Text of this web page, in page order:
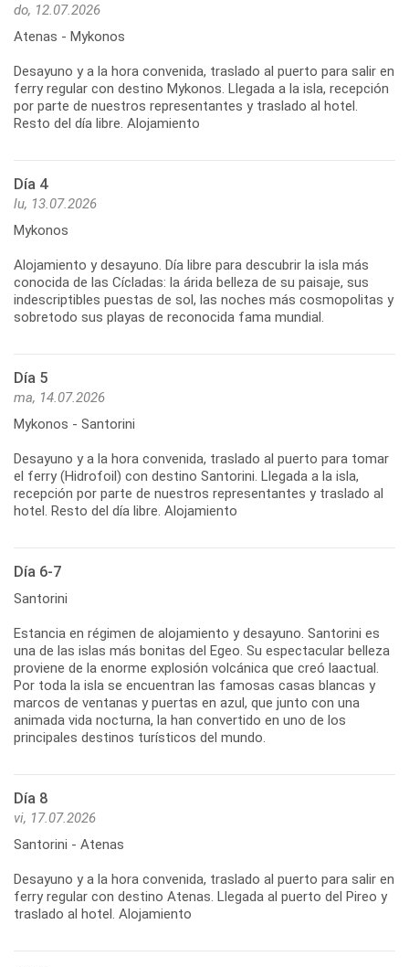
do, 12.07.2026
Atenas - Mykonos
Desayuno y a la hora convenida, traslado al puerto para salir en
ferry regular con destino Mykonos. Llegada a la isla, recepción
por parte de nuestros representantes y traslado al hotel.
Resto del día libre. Alojamiento
Día 4
lu, 13.07.2026
Mykonos
Alojamiento y desayuno. Día libre para descubrir la isla más
conocida de las Cícladas: la árida belleza de su paisaje, sus
indescriptibles puestas de sol, las noches más cosmopolitas y
sobretodo sus playas de reconocida fama mundial.
Día 5
ma, 14.07.2026
Mykonos - Santorini
Desayuno y a la hora convenida, traslado al puerto para tomar
el ferry (Hidrofoil) con destino Santorini. Llegada a la isla,
recepción por parte de nuestros representantes y traslado al
hotel. Resto del día libre. Alojamiento
Día 6-7
Santorini
Estancia en régimen de alojamiento y desayuno. Santorini es
una de las islas más bonitas del Egeo. Su espectacular belleza
proviene de la enorme explosión volcánica que creó laactual.
Por toda la isla se encuentran las famosas casas blancas y
marcos de ventanas y puertas en azul, que junto con una
animada vida nocturna, la han convertido en uno de los
principales destinos turísticos del mundo.
Día 8
vi, 17.07.2026
Santorini - Atenas
Desayuno y a la hora convenida, traslado al puerto para salir en
ferry regular con destino Atenas. Llegada al puerto del Pireo y